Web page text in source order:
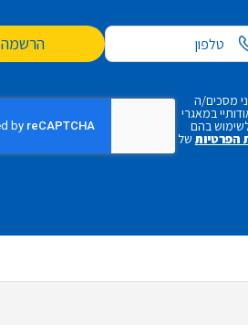
הרשמה
מסכים/ה
במאגרי
בהם
הפרטיות של